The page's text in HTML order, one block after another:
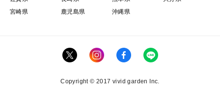
宮崎県
鹿児島県 沖縄県
Copyright © 2017 vivid garden Inc.